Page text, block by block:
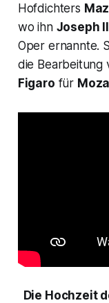
Hofdichters
wo ihn Joseph II
Oper ernannte.
die Bearbeitung
Figaro für
Die Hochzeit